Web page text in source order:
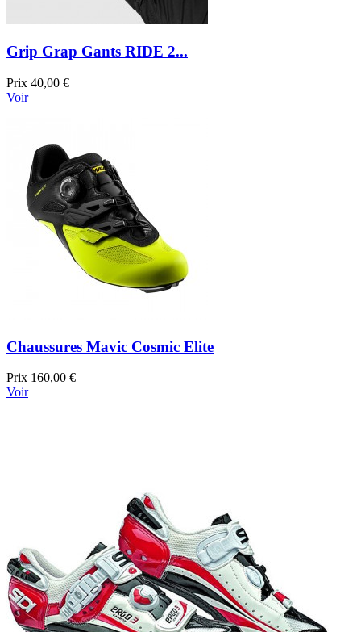
Grip Grap Gants RIDE 2...
Prix 40,00 €
Voir
Chaussures Mavic Cosmic Elite
Prix 160,00 €
Voir